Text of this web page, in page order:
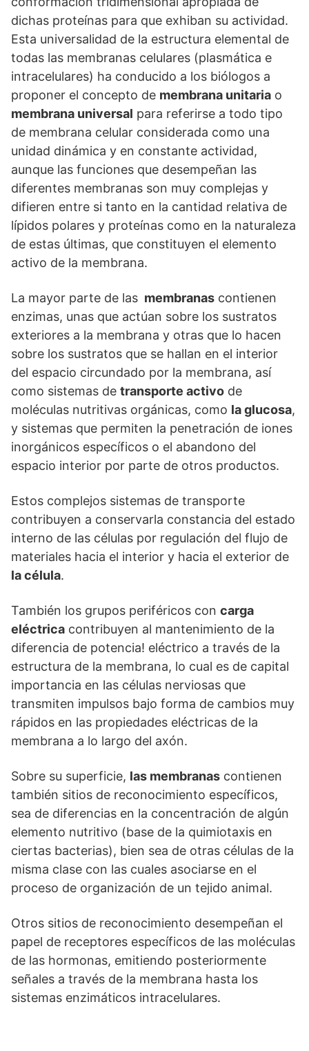
dichas proteínas para que exhiban su actividad.
Esta universalidad de la estructura elemental de
todas las membranas celulares (plasmática e
intracelulares) ha conducido a los biólogos a
proponer el concepto de membrana unitaria o
membrana universal para referirse a todo tipo
de membrana celular considerada como una
unidad dinámica y en constante actividad,
aunque las funciones que desempeñan las
diferentes membranas son muy complejas y
difieren entre si tanto en la cantidad relativa de
lípidos polares y proteínas como en la naturaleza
de estas últimas, que constituyen el elemento
activo de la membrana.
La mayor parte de las membranas contienen
enzimas, unas que actúan sobre los sustratos
exteriores a la membrana y otras que lo hacen
sobre los sustratos que se hallan en el interior
del espacio circundado por la membrana, así
como sistemas de transporte activo de
moléculas nutritivas orgánicas, como la glucosa,
y sistemas que permiten la penetración de iones
inorgánicos específicos o el abandono del
espacio interior por parte de otros productos.
Estos complejos sistemas de transporte
contribuyen a conservarla constancia del estado
interno de las células por regulación del flujo de
materiales hacia el interior y hacia el exterior de
la célula.
También los grupos periféricos con carga
eléctrica contribuyen al mantenimiento de la
diferencia de potencia! eléctrico a través de la
estructura de la membrana, lo cual es de capital
importancia en las células nerviosas que
transmiten impulsos bajo forma de cambios muy
rápidos en las propiedades eléctricas de la
membrana a lo largo del axón.
Sobre su superficie, las membranas contienen
también sitios de reconocimiento específicos,
sea de diferencias en la concentración de algún
elemento nutritivo (base de la quimiotaxis en
ciertas bacterias), bien sea de otras células de la
misma clase con las cuales asociarse en el
proceso de organización de un tejido animal.
Otros sitios de reconocimiento desempeñan el
papel de receptores específicos de las moléculas
de las hormonas, emitiendo posteriormente
señales a través de la membrana hasta los
sistemas enzimáticos intracelulares.